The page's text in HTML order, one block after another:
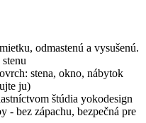
odmastenú a vysušenú.
stena, okno, nábytok
ju)
štúdia yokodesign
- bez zápachu, bezpečná pre